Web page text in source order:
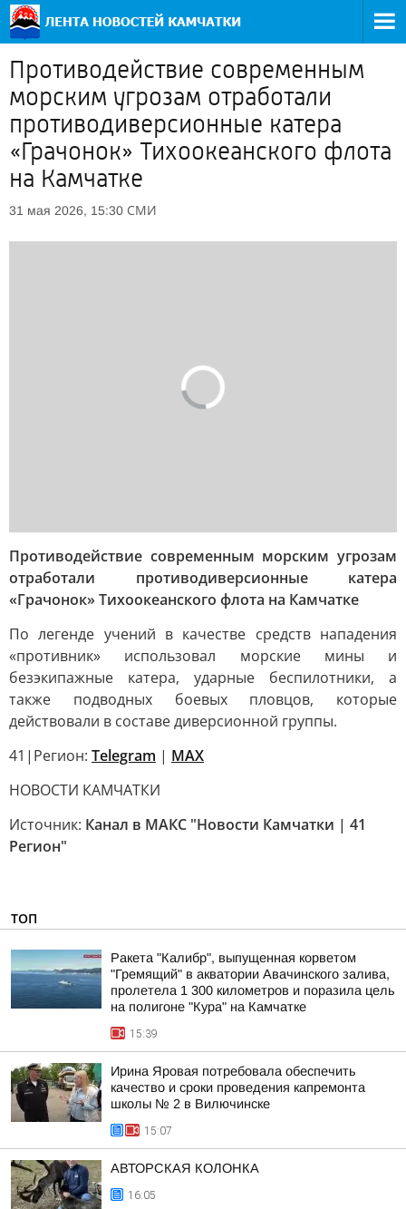
Противодействие современным
морским угрозам отработали
противодиверсионные катера
«Грачонок» Тихоокеанского флота
на Камчатке
31 мая 2026, 15:30 СМИ
Противодействие современным морским угрозам
отработали противодиверсионные катера
«Грачонок» Тихоокеанского флота на Камчатке
По легенде учений в качестве средств нападения
«противник» использовал морские мины и
безэкипажные катера, ударные беспилотники, а
также подводных боевых пловцов, которые
действовали в составе диверсионной группы.
41|Регион: Telegram | MAX
НОВОСТИ КАМЧАТКИ
Источник: Канал в МАКС "Новости Камчатки | 41
Регион"
ТОП
Ракета "Калибр", выпущенная корветом
"Гремящий" в акватории Авачинского залива,
пролетела 1 300 километров и поразила цель
на полигоне "Кура" на Камчатке
15:39
Ирина Яровая потребовала обеспечить
качество и сроки проведения капремонта
школы № 2 в Вилючинске
15:07
АВТОРСКАЯ КОЛОНКА
16:05